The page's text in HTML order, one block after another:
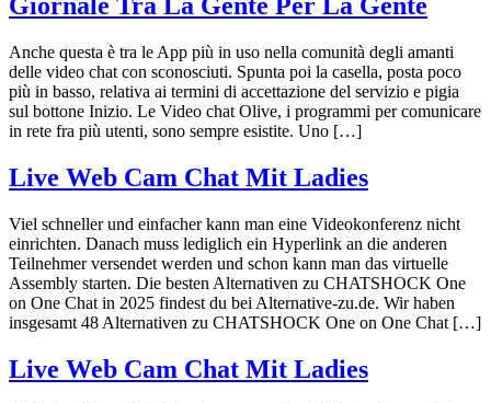
Anche questa è tra le App più in uso nella comunità degli amanti
delle video chat con sconosciuti. Spunta poi la casella, posta poco
più in basso, relativa ai termini di accettazione del servizio e pigia
sul bottone Inizio. Le Video chat Olive, i programmi per comunicare
in rete fra più utenti, sono sempre esistite. Uno […]
Live Web Cam Chat Mit Ladies
Viel schneller und einfacher kann man eine Videokonferenz nicht
einrichten. Danach muss lediglich ein Hyperlink an die anderen
Teilnehmer versendet werden und schon kann man das virtuelle
Assembly starten. Die besten Alternativen zu CHATSHOCK One
on One Chat in 2025 findest du bei Alternative-zu.de. Wir haben
insgesamt 48 Alternativen zu CHATSHOCK One on One Chat […]
Live Web Cam Chat Mit Ladies